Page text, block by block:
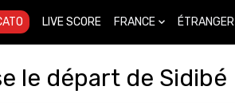
LIVE SCORE FRANCE ÉTRANGER
le départ de Sidibé